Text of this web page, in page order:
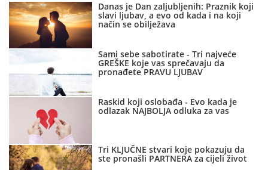
Danas je Dan zaljubljenih: Praznik koji
slavi ljubav, a evo od kada i na koji
način se obilježava
Sami sebe sabotirate - Tri najveće
GREŠKE koje vas sprečavaju da
pronađete PRAVU LJUBAV
Raskid koji oslobađa - Evo kada je
odlazak NAJBOLJA odluka za vas
Tri KLJUČNE stvari koje pokazuju da
ste pronašli PARTNERA za cijeli život